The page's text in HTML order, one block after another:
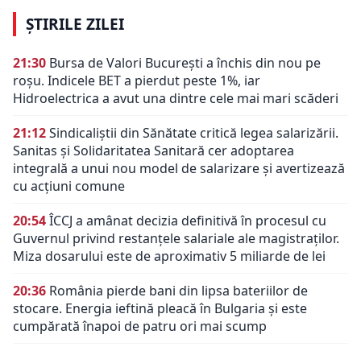
ȘTIRILE ZILEI
21:30 Bursa de Valori București a închis din nou pe
roșu. Indicele BET a pierdut peste 1%, iar
Hidroelectrica a avut una dintre cele mai mari scăderi
21:12Sindicaliștii din Sănătate critică legea salarizării.
Sanitas și Solidaritatea Sanitară cer adoptarea
integrală a unui nou model de salarizare și avertizează
cu acțiuni comune
20:54ÎCCJ a amânat decizia definitivă în procesul cu
Guvernul privind restanțele salariale ale magistraților.
Miza dosarului este de aproximativ 5 miliarde de lei
20:36 România pierde bani din lipsa bateriilor de
stocare. Energia ieftină pleacă în Bulgaria și este
cumpărată înapoi de patru ori mai scump